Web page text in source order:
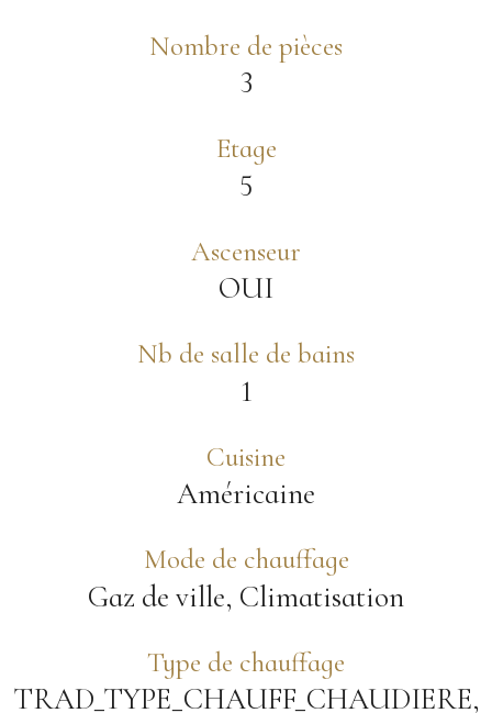
Nombre de pièces
3
Etage
5
Ascenseur
OUI
Nb de salle de bains
1
Cuisine
Américaine
Mode de chauffage
Gaz de ville, Climatisation
Type de chauffage
TRAD_TYPE_CHAUFF_CHAUDIERE,